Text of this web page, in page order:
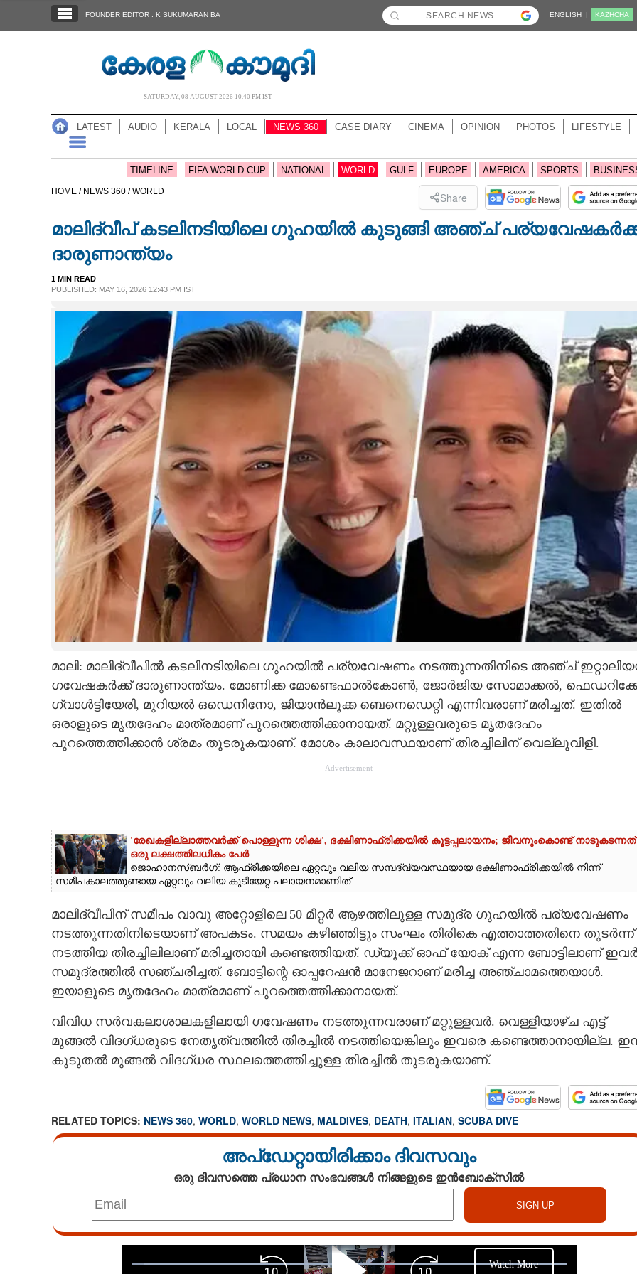
NOTIFIED NEWS
NEWS 360
CASE DIARY
LIFESTYLE
SPIRITUAL
LITERATURE
FOUNDER EDITOR : K SUKUMARAN BA ENGLISH | KĀZHCHA
SATURDAY, 08 AUGUST 2026 10.40 PM IST
LATEST AUDIO KERALA LOCAL NEWS 360 CASE DIARY CINEMA OPINION PHOTOS LIFESTYLE
TIMELINE FIFA WORLD CUP NATIONAL WORLD GULF EUROPE AMERICA SPORTS
HOME / NEWS 360 /WORLD Share
മാലിദ്വീപ് കടലിനടിയിലെ ഗുഹയില്‍ കുടുങ്ങി അഞ്ച്
ദാരുണാന്ത്യം
1 MIN READ
PUBLISHED: MAY 16, 2026 12:43 PM IST
മാലി: മാലിദ്വീപിൽ കടലിനടിയിലെ ഗുഹയിൽ പര്യവേഷണം നടത്തുന്നതിനിടെ അഞ്ച്
ഗവേഷകര്‍ക്ക് ദാരുണാന്ത്യം. മോണിക്ക മോണ്ടെഫാല്‍കോണ്‍, ജോര്‍ജിയ സോമാക്കല്‍,
ഗ്വാള്‍ട്ടിയേരി, മുറിയല്‍ ഒഡെനിനോ, ജിയാന്‍ലൂക്ക ബെനെഡെറ്റി എന്നിവരാണ് മരിച്ചത്. ഇതില്‍
ഒരാളുടെ മൃതദേഹം മാത്രമാണ് പുറത്തെത്തിക്കാനായത്. മറ്റുള്ളവരുടെ മൃതദേഹം
പുറത്തെത്തിക്കാന്‍ ശ്രമം തുടരുകയാണ്. മോശം കാലാവസ്ഥയാണ് തിരച്ചിലിന് വെല്ലുവിളി.
Advertisement
'രേഖകളില്ലാത്തവർക്ക് പൊള്ളുന്ന ശിക്ഷ', ദക്ഷിണാഫ്രിക്കയിൽ കൂട്ടപ്പലായനം; ജീവനുംകൊണ്ട് നാടുകടന്നത്
ഒരു ലക്ഷത്തിലധികം പേർ
ജൊഹാനസ്ബർഗ്: ആഫ്രിക്കയിലെ ഏറ്റവും വലിയ സമ്പദ്വ്യവസ്ഥയായ ദക്ഷിണാഫ്രിക്കയിൽ നിന്ന്
സമീപകാലത്തുണ്ടായ ഏറ്റവും വലിയ കുടിയേറ്റ പലായനമാണിത്....
മാലിദ്വീപിന് സമീപം വാവു അറ്റോളിലെ 50 മീറ്റര്‍ ആഴത്തിലുള്ള സമുദ്ര ഗുഹയിൽ പര്യവേഷണം
നടത്തുന്നതിനിടെയാണ് അപകടം. സമയം കഴിഞ്ഞിട്ടും സംഘം തിരികെ എത്താത്തതിനെ തുടർന്ന്
നടത്തിയ തിരച്ചിലിലാണ് മരിച്ചതായി കണ്ടെത്തിയത്. ഡ്യൂക്ക് ഓഫ് യോക് എന്ന ബോട്ടിലാണ്
സമുദ്രത്തില്‍ സഞ്ചരിച്ചത്. ബോട്ടിന്റെ ഓപ്പറേഷൻ മാനേജറാണ് മരിച്ച അഞ്ചാമത്തെയാള്‍.
ഇയാളുടെ മൃതദേഹം മാത്രമാണ് പുറത്തെത്തിക്കാനായത്.
വിവിധ സര്‍വകലാശാലകളിലായി ഗവേഷണം നടത്തുന്നവരാണ് മറ്റുള്ളവര്‍. വെള്ളിയാഴ്ച എട്ട്
മുങ്ങല്‍ വിദഗ്ധരുടെ നേതൃത്വത്തില്‍ തിരച്ചില്‍ നടത്തിയെങ്കിലും ഇവരെ കണ്ടെത്താനായില്ല.
കൂടുതല്‍ മുങ്ങൽ വിദഗ്ധര സ്ഥലത്തെത്തിച്ചുള്ള തിരച്ചില്‍ തുടരുകയാണ്.
RELATED TOPICS: NEWS 360, WORLD, WORLD NEWS, MALDIVES, DEATH, ITALIAN, SCUBA DIVE
അപ്ഡേറ്റായിരിക്കാം ദിവസവും
ഒരു ദിവസത്തെ പ്രധാന സംഭവങ്ങൾ നിങ്ങളുടെ ഇൻബോക്സിൽ
Loaded:
Watch More